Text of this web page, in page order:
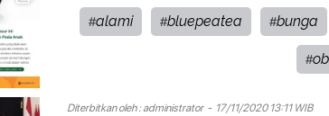
#alami #bluepeatea #bunga
#
Diterbitkan oleh : administrator- 17/11/2020 13:11 WIB